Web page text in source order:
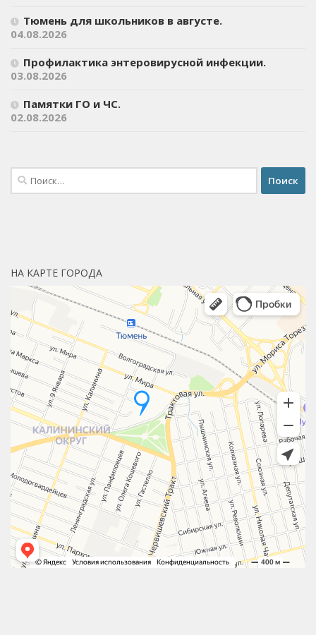
Тюмень для школьников в августе.
04.08.2026
Профилактика энтеровирусной инфекции.
03.08.2026
Памятки ГО и ЧС.
02.08.2026
Найти:
НА КАРТЕ ГОРОДА